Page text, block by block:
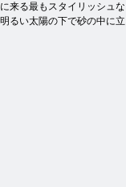
来る最もスタイリッシュ
るい太陽の下で砂の中に